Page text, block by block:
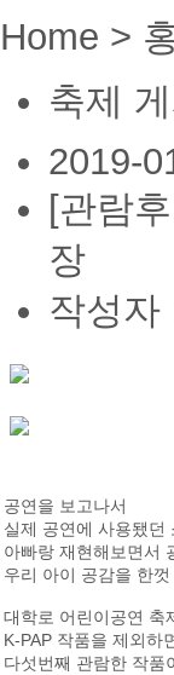
Home >
축제
2019-
[관람
장
작성자
공연을 보고나서
실제 공연에 사용됐던
아빠랑 재현해보면서
우리 아이 공감을 한
대학로 어린이공연 축
K-PAP 작품을 제외하
다섯번째 관람한 작품